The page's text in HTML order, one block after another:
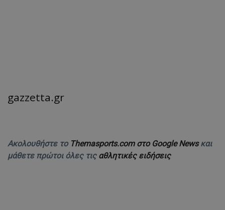
gazzetta.gr
Ακολουθήστε το Themasports.com στο Google Newsκαι
μάθετε πρώτοι όλες τις αθλητικές ειδήσεις